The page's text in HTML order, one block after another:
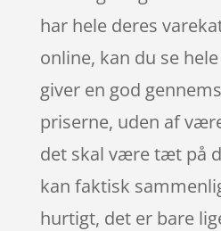
har hele deres
online, kan du se
giver en god
priserne, uden af
det skal være tæt på
kan faktisk
hurtigt, det er bare